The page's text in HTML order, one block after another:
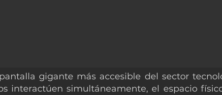
gigante más accesible del sector
interactúen simultáneamente, el espacio